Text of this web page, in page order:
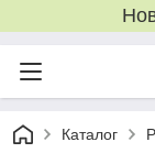
Каталог